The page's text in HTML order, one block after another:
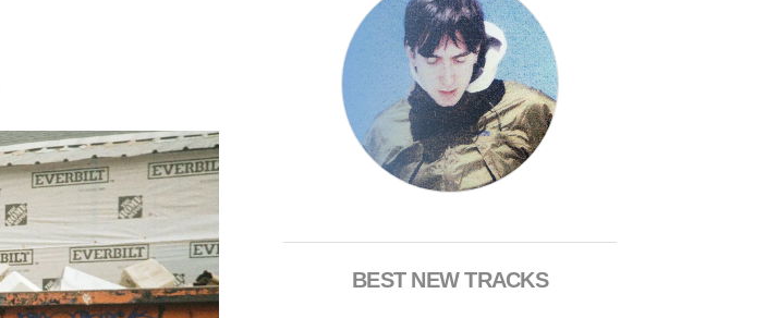
BEST NEW TRACKS